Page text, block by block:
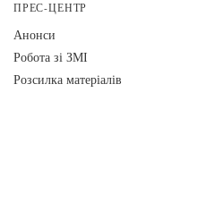
ПРЕС-ЦЕНТР
Анонси
Робота зі ЗМІ
Розсилка матеріалів